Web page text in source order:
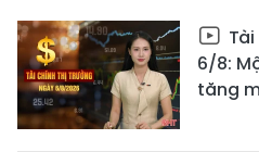
6/8:
tăng